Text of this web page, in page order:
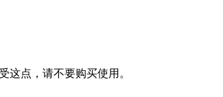
这点，请不要购买使用。